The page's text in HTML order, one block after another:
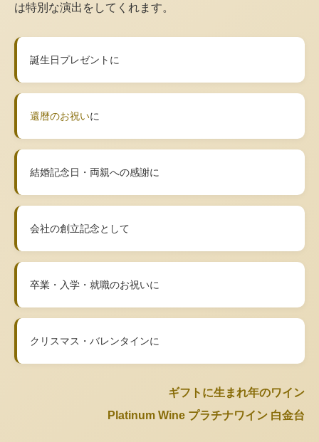
は特別な演出をしてくれます。
誕生日プレゼントに
還暦のお祝いに
結婚記念日・両親への感謝に
会社の創立記念として
卒業・入学・就職のお祝いに
クリスマス・バレンタインに
ギフトに生まれ年のワイン
Platinum Wine プラチナワイン 白金台